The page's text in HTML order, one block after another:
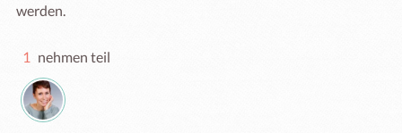
1 nehmen teil